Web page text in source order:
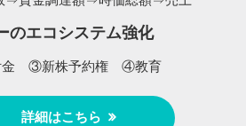
のエコシステム強化
③新株予約権 ④教育
詳細はこちら